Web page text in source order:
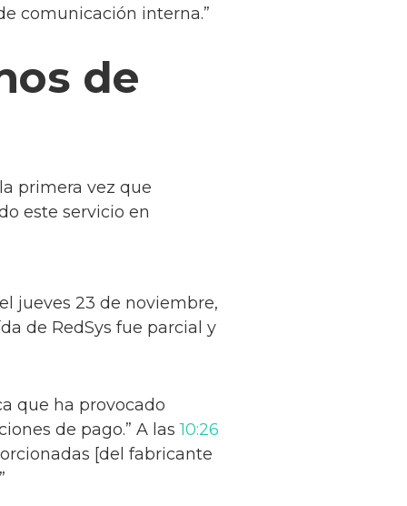
comunicación interna.”
de
primera vez que
este servicio en
jueves 23 de noviembre,
de RedSys fue parcial y
que ha provocado
de pago.” A las10:26
[del fabricante